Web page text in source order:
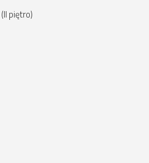
piętro)